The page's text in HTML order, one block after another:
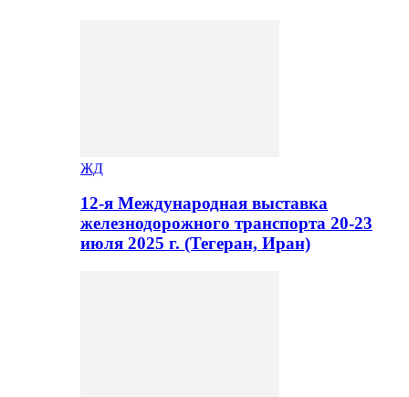
ЖД
12-я Международная выставка
железнодорожного транспорта 20-23
июля 2025 г. (Тегеран, Иран)